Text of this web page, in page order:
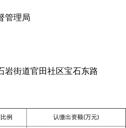
管理局
岩街道官田社区宝石东路与羊
例 认缴出资额(万元)